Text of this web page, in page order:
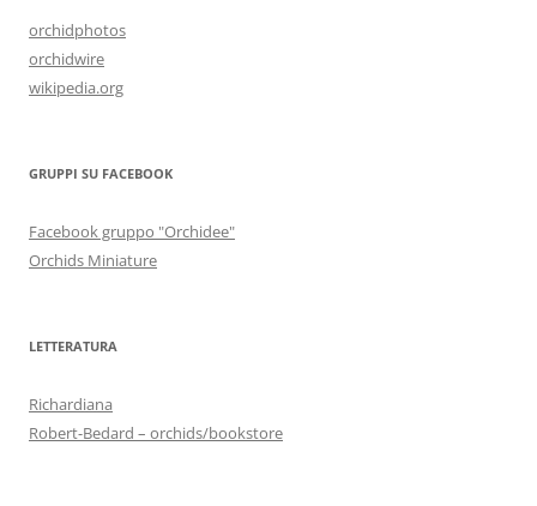
orchidphotos
orchidwire
wikipedia.org
GRUPPI SU FACEBOOK
Facebook gruppo "Orchidee"
Orchids Miniature
LETTERATURA
Richardiana
Robert-Bedard – orchids/bookstore